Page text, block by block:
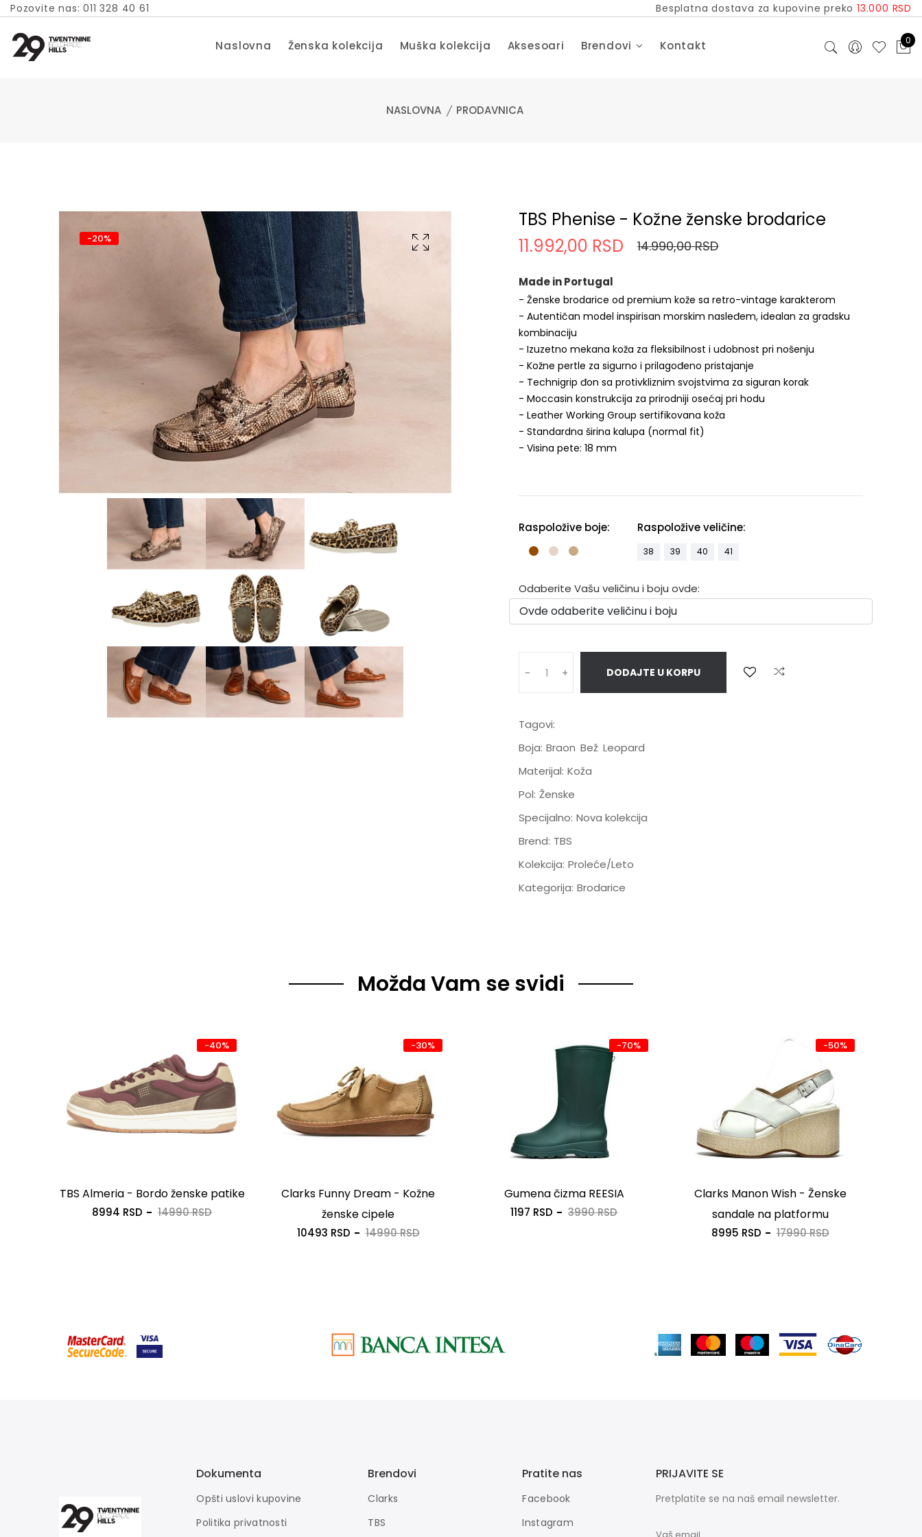
Pozovite nas: 011 328 40 61 Besplatna dostava za kupovine preko 13.000 RSD
Naslovna Ženska kolekcija Muška kolekcija Aksesoari Brendovi Kontakt 0
NASLOVNA PRODAVNICA
-20%
TBS Phenise - Kožne ženske brodarice
11.992,00 RSD
14.990,00 RSD
Made in Portugal
- Ženske brodarice od premium kože sa retro-vintage karakterom
- Autentičan model inspirisan morskim nasleđem, idealan za gradsku
kombinaciju
- Izuzetno mekana koža za fleksibilnost i udobnost pri nošenju
- Kožne pertle za sigurno i prilagođeno pristajanje
- Technigrip đon sa protivkliznim svojstvima za siguran korak
- Moccasin konstrukcija za prirodniji osećaj pri hodu
- Leather Working Group sertifikovana koža
- Standardna širina kalupa (normal fit)
- Visina pete: 18 mm
Raspoložive boje: Raspoložive veličine:
38 39 40 41
Odaberite Vašu veličinu i boju ovde:
- + DODAJTE U KORPU
Tagovi:
Boja: Braon Bež Leopard
Materijal: Koža
Pol: Ženske
Specijalno: Nova kolekcija
Brend: TBS
Kolekcija: Proleće/Leto
Kategorija: Brodarice
Možda Vam se svidi
-40%
TBS Almeria - Bordo ženske patike
8994 RSD 14990 RSD
-30%
Clarks Funny Dream - Kožne
ženske cipele
10493 RSD 14990 RSD
-70%
Gumena čizma REESIA
1197 RSD 3990 RSD
-50%
Clarks Manon Wish - Ženske
sandale na platformu
8995 RSD 17990 RSD
Dokumenta
Opšti uslovi kupovine
Politika privatnosti
Brendovi
Clarks
TBS
Pratite nas
Facebook
Instagram
PRIJAVITE SE
Pretplatite se na naš email newsletter.